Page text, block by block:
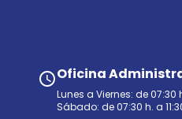
Oficina
Lunes a Viernes: de 07:30
Sábado: de 07:30 h. a